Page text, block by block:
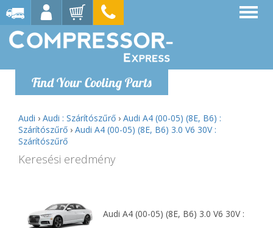
Find Your Cooling Parts
Audi › Audi : Szárítószűrő › Audi A4 (00-05) (8E, B6) :
Szárítószűrő › Audi A4 (00-05) (8E, B6) 3.0 V6 30V :
Szárítószűrő
Keresési eredmény
Audi A4 (00-05) (8E, B6) 3.0 V6 30V :